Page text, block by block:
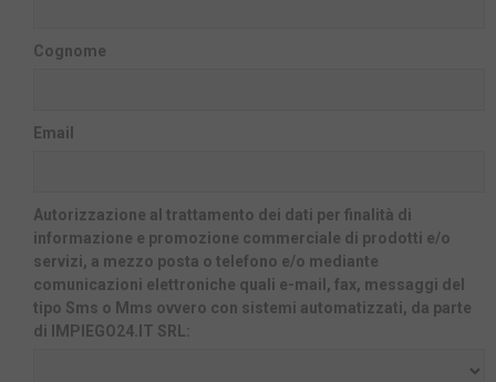
Cognome
Email
Autorizzazione al trattamento dei dati per finalità di
informazione e promozione commerciale di prodotti e/o
servizi, a mezzo posta o telefono e/o mediante
comunicazioni elettroniche quali e-mail, fax, messaggi del
tipo Sms o Mms ovvero con sistemi automatizzati, da parte
di IMPIEGO24.IT SRL: